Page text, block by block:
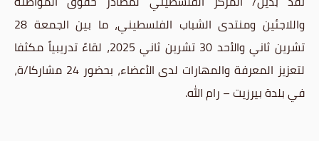
واللاجئين ومنتدى الشباب الفلسطيني، ما بين الجمعة 28
تشرين ثاني والأحد 30 تشرين ثاني 2025، لقاءً تدريبياً مكثفا
لتعزيز المعرفة والمهارات لدى الأعضاء، بحضور 24 مشاركا/ة،
في بلدة بيرزيت – رام الله.